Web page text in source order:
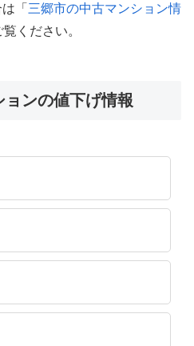
「 三郷市の中古マンション情
覧ください。
ンの値下げ情報